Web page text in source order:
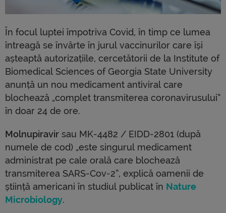
În focul luptei împotriva Covid, în timp ce lumea
întreagă se învârte în jurul vaccinurilor care își
așteaptă autorizațiile, cercetătorii de la Institute of
Biomedical Sciences of Georgia State University
anunță un nou medicament antiviral care
blochează „complet transmiterea coronavirusului”
în doar 24 de ore.
Molnupiravir sau MK-4482 / EIDD-2801 (după
numele de cod) „este singurul medicament
administrat pe cale orală care blochează
transmiterea SARS-Cov-2”, explică oamenii de
știință americani în studiul publicat în Nature
Microbiology.